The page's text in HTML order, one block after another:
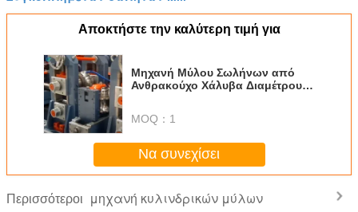
Αποκτήστε την καλύτερη τιμή για
Μηχανή Μύλου Σωλήνων από
Ανθρακούχο Χάλυβα Διαμέτρου
MOQ： 1
Να συνεχίσει
Περισσότεροι μηχανή κυλινδρικών μύλων